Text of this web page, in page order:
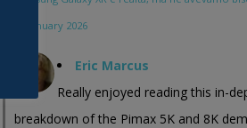
16 January 2026
Eric Marcus
Really enjoyed reading this in-
breakdown of the Pimax 5K and 8K